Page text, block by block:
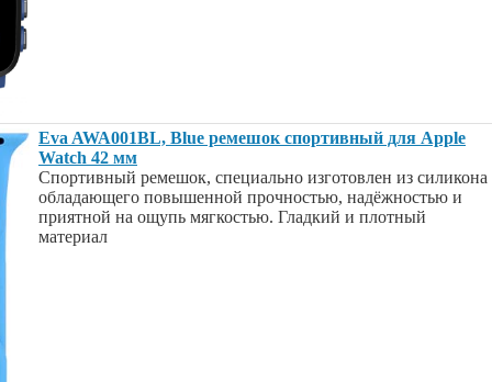
Eva AWA001BL, Blue ремешок спортивный для Apple
Watch 42 мм
Спортивный ремешок, специально изготовлен из силикона
обладающего повышенной прочностью, надёжностью и
приятной на ощупь мягкостью. Гладкий и плотный
материал